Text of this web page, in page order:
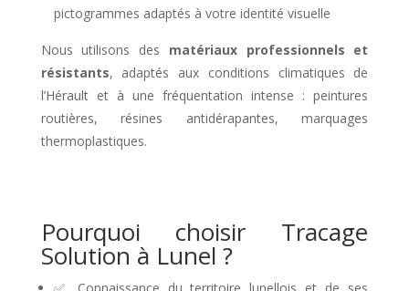
pictogrammes adaptés à votre identité visuelle
Nous utilisons des matériaux professionnels et
résistants, adaptés aux conditions climatiques de
l’Hérault et à une fréquentation intense : peintures
routières, résines antidérapantes, marquages
thermoplastiques.
Pourquoi choisir Tracage
Solution à Lunel ?